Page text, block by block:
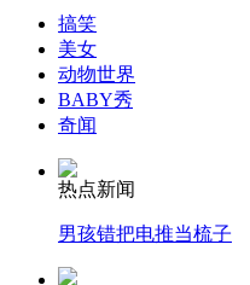
女孩北京地铁殴打老
外交部：反对强权政治
搞笑
美女
动物世界
BABY秀
奇闻
热点新闻
男孩错把电推当梳子